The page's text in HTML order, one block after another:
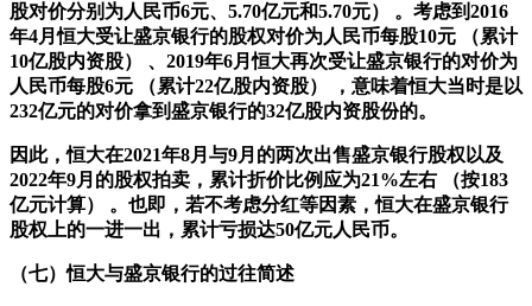
股对价分别为人民币6元、5.70亿元和5.70元） 。考虑到2016
年4月恒大受让盛京银行的股权对价为人民币每股10元 （累计
10亿股内资股） 、2019年6月恒大再次受让盛京银行的对价为
人民币每股6元 （累计22亿股内资股） ，意味着恒大当时是以
232亿元的对价拿到盛京银行的32亿股内资股份的。
因此，恒大在2021年8月与9月的两次出售盛京银行股权以及
2022年9月的股权拍卖，累计折价比例应为21%左右 （按183
亿元计算） 。也即，若不考虑分红等因素，恒大在盛京银行
股权上的一进一出，累计亏损达50亿元人民币。
（七）恒大与盛京银行的过往简述